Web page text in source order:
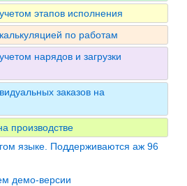
этапов исполнения
по работам
нарядов и загрузки
заказов на
производстве
языке. Поддерживаются аж 96
демо-версии